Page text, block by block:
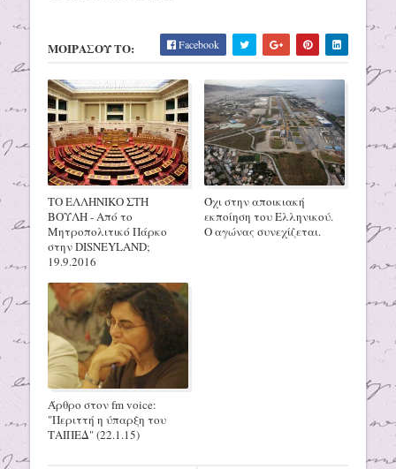
ΜΟΙΡΑΣΟΥ ΤΟ: Facebook
ΤΟ ΕΛΛΗΝΙΚΟ ΣΤΗ
ΒΟΥΛΗ - Από το
Μητροπολιτικό Πάρκο
στην DISNEYLAND;
19.9.2016
Όχι στην αποικιακή
εκποίηση του Ελληνικού.
Ο αγώνας συνεχίζεται.
Άρθρο στον fm voice:
"Περιττή η ύπαρξη του
ΤΑΙΠΕΔ" (22.1.15)